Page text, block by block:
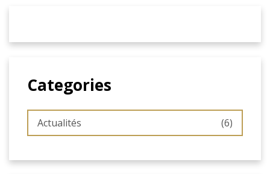
Categories
Actualités (6)